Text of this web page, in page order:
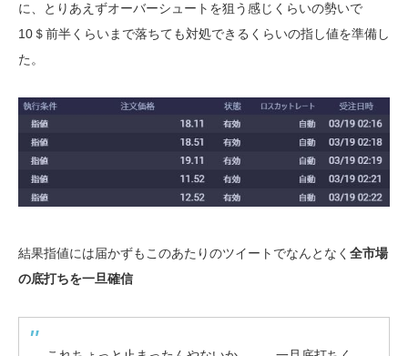
に、とりあえずオーバーシュートを狙う感じくらいの勢いで
10＄前半くらいまで落ちても対処できるくらいの指し値を準備し
た。
結果指値には届かずもこのあたりのツイートでなんとなく 全市場
の底打ちを一旦確信